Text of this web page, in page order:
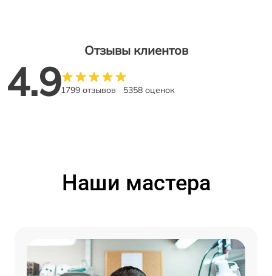
Отзывы клиентов
4.91799 отзывов 5358 оценок
Наши мастера